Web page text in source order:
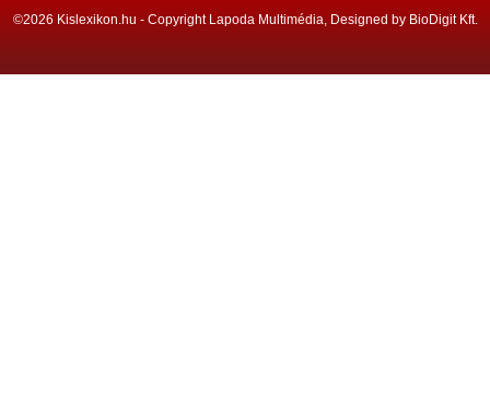
©2026 Kislexikon.hu - Copyright Lapoda Multimédia, Designed by BioDigit Kft.